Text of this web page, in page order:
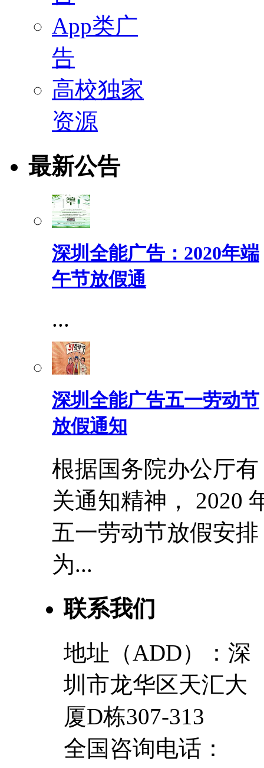
App类广
告
高校独家
资源
最新公告
深圳全能广告：2020年端
午节放假通
...
深圳全能广告五一劳动节
放假通知
根据国务院办公厅有
关通知精神， 2020
五一劳动节放假安排
为...
联系我们
地址（ADD）：深
圳市龙华区天汇大
厦D栋307-313
全国咨询电话：